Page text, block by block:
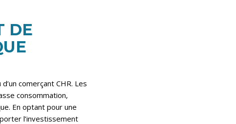
DE
comerçant CHR. Les
consommation,
En optant pour une
l’investissement